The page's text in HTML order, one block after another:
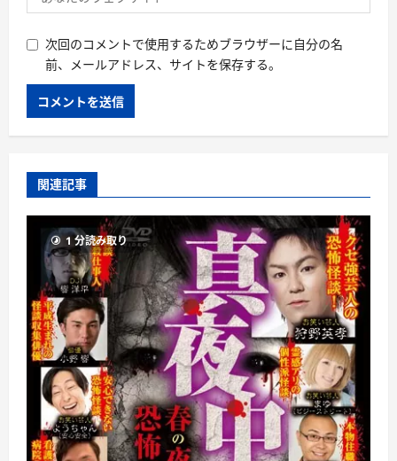
次回のコメントで使用するためブラウザーに自分の名
前、メールアドレス、サイトを保存する。
関連記事
1 分読み取り